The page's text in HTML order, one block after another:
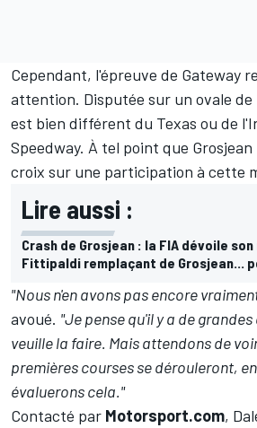
Cependant, l'épreuve de Gateway
attention. Disputée sur un ovale
est bien différent du Texas ou de
Speedway. À tel point que
croix sur une participation à cette
Lire aussi :
Crash de Grosjean : la FIA dévoile
Fittipaldi remplaçant de Grosjean...
"Nous n'en avons pas encore
avoué. "Je pense qu'il y a de
veuille la faire. Mais attendons de
premières courses se dérouleront,
évaluerons cela."
Contacté par Motorsport.com,